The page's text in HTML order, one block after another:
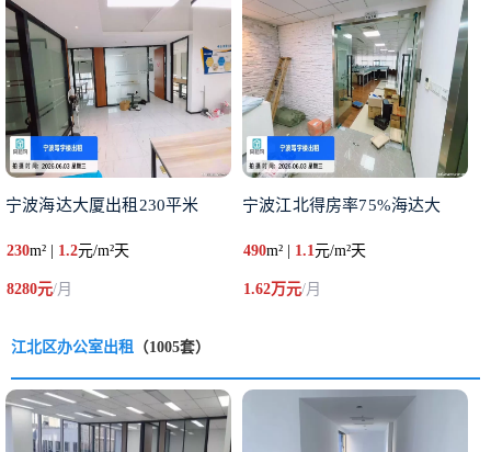
宁波海达大厦出租230平米
230m² | 1.2元/m²天
8280元/月
宁波江北得房率75%海达大
490m² | 1.1元/m²天
1.62万元/月
江北区办公室出租 （1005套）